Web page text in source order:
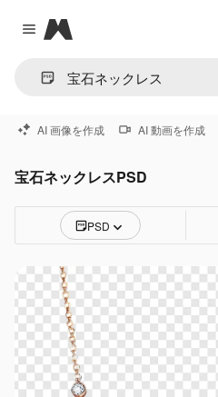
Close menu
Magnific
AI 画像を作成 AI 動画を作成
宝石ネックレスPSD
PSD